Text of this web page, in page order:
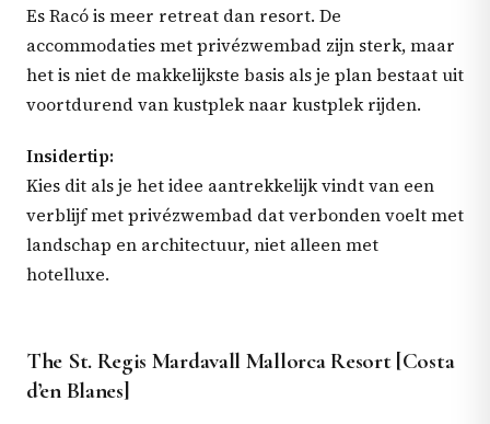
Es Racó is meer retreat dan resort. De
accommodaties met privézwembad zijn sterk, maar
het is niet de makkelijkste basis als je plan bestaat uit
voortdurend van kustplek naar kustplek rijden.
Insidertip:
Kies dit als je het idee aantrekkelijk vindt van een
verblijf met privézwembad dat verbonden voelt met
landschap en architectuur, niet alleen met
hotelluxe.
The St. Regis Mardavall Mallorca Resort [Costa
d’en Blanes]